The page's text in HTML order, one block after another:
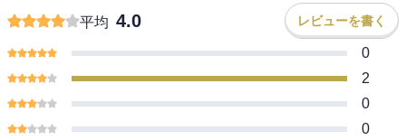
平均 4.0 レビューを書く
0
2
0
0